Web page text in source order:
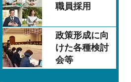
職員採用
政策形成に向
けた各種検討
会等